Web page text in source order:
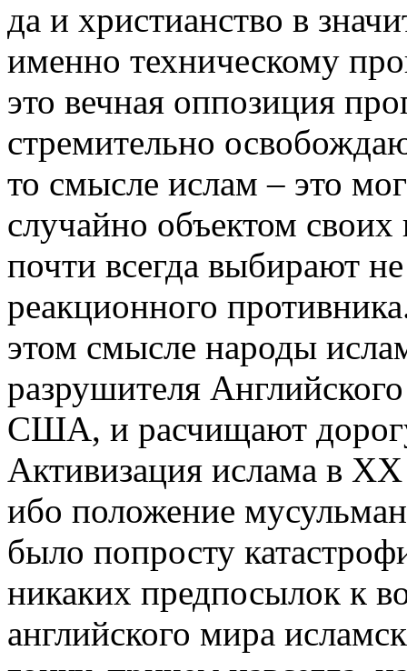
да и христианство в
именно техническому
это вечная оппозиция
стремительно
то смысле ислам – это
случайно объектом своих
почти всегда выбирают
реакционного
этом смысле народы
разрушителя
США, и расчищают
Активизация ислама в
ибо положение
было попросту
никаких предпосылок к
английского мира